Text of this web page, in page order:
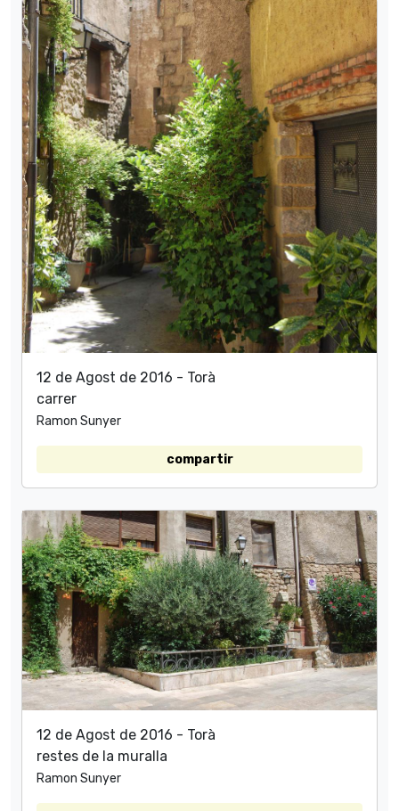
12 de Agost de 2016 - Torà
carrer
Ramon Sunyer
compartir
12 de Agost de 2016 - Torà
restes de la muralla
Ramon Sunyer